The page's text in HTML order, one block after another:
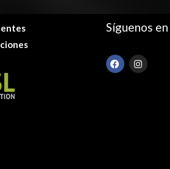
Síguenos
F
a
c
I
n
s